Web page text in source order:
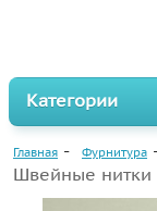
Категории
Главная Фурнитура
Швейные нитки